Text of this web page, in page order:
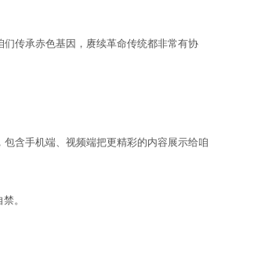
传承赤色基因，赓续革命传统都非常有协
含手机端、视频端把更精彩的内容展示给咱
。